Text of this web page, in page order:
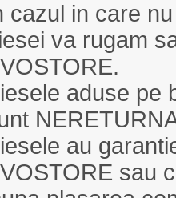
cazul in care
va rugam
aduse pe
au
sau